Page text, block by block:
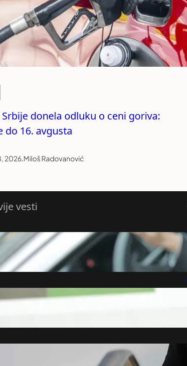
Srbije donela odluku o ceni goriva:
do 16. avgusta
2026.Miloš Radovanović
vesti
Jedno pravilo oko vozačkih dozvola vozači
često zaboravljaju, ovaj rok ne smete
preskočiti
avgust 8, 2026
Vladimiru Lučiću trajno zabranjen ulazak
Volodimir Zelenski stigao u Srbiju